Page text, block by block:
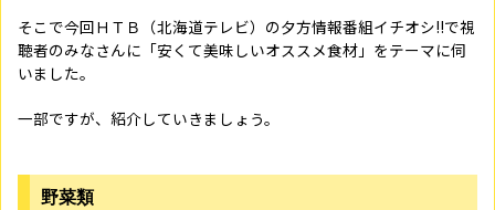
そこで今回ＨＴＢ（北海道テレビ）の夕方情報番組イチオシ!!で視
聴者のみなさんに「安くて美味しいオススメ食材」をテーマに伺
いました。
一部ですが、紹介していきましょう。
野菜類